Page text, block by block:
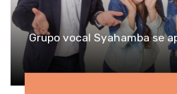
Grupo vocal Syahamba se